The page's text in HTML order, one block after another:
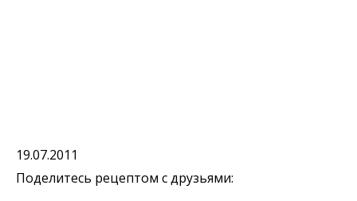
19.07.2011
Поделитесь рецептом с друзьями: